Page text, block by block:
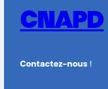
CNAPD
Contactez-nous !